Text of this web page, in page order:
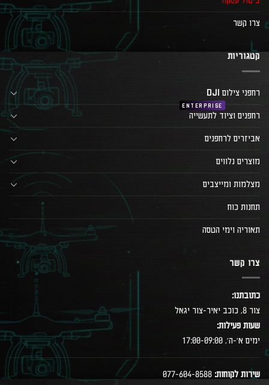
צרו קשר
קטגוריות
רחפני צילום DJI
רחפנים וציוד לתעשייה
אביזרים לרחפנים
מוצרים נלווים
מצלמות ומייצבים
תחנות כוח
תאוריה וימי הטסה
צרו קשר
כתובתנו:
צור 8, כוכב יאיר-צור יגאל
שעות פעילות:
ימים א׳-ה׳, 17:00-09:00
שירות לקוחות: